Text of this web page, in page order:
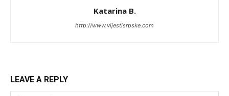
Katarina B.
http://www.vijestisrpske.com
LEAVE A REPLY